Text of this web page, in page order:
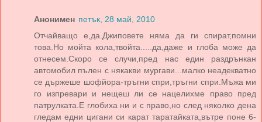
Анонимен петък, 28 май, 2010
Отчайващо е,да.Джиповете няма да ги спират,помни
това.Но мойта кола,твойта.....да,даже и глоба може да
отнесем.Скоро се случи,пред нас един раздрънкан
автомобил пълен с някакви мургави...малко неадекватно
се държеше шофйора-тръгни спри,тръгни спри.Мъжа ми
го изпревари и нещеш ли се нацелихме право пред
патрулката.Е глобиха ни и с право,но след няколко дена
гледам едни цигани си карат таратайката,вътре поне 6-